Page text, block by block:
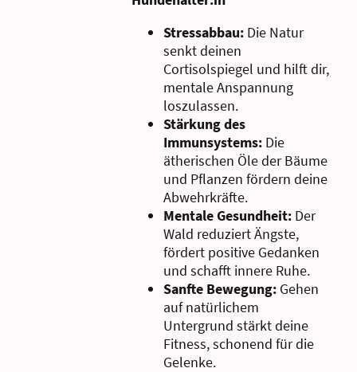
Stressabbau: Die Natur
senkt deinen
Cortisolspiegel und hilft dir,
mentale Anspannung
loszulassen.
Stärkung des
Immunsystems: Die
ätherischen Öle der Bäume
und Pflanzen fördern deine
Abwehrkräfte.
Mentale Gesundheit: Der
Wald reduziert Ängste,
fördert positive Gedanken
und schafft innere Ruhe.
Sanfte Bewegung: Gehen
auf natürlichem
Untergrund stärkt deine
Fitness,schonend für die
Gelenke.